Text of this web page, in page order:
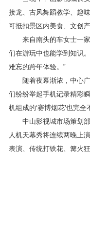
接龙、古风舞蹈教学、趣
可抵扣景区内美食、文创
来自南头的车女士一
们在游玩中也能学到知识
难忘的跨年体验。”
随着夜幕渐浓，中心
们纷纷举起手机记录精彩
机组成的‘赛博烟花’也完
中山影视城市场策划
人机天幕秀将连续两晚上
表演、传统打铁花、篝火